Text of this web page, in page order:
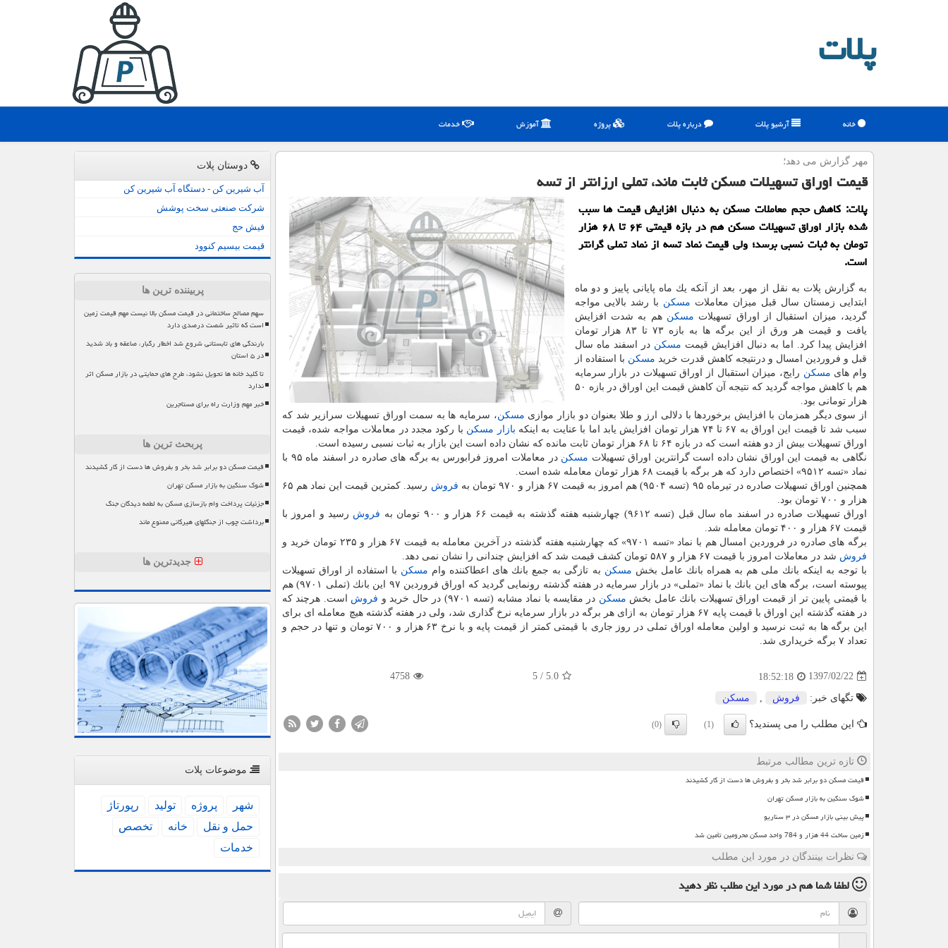
پلات
خانه آرشیو پلات درباره پلات پروژه آموزش خدمات
مهر گزارش می دهد؛
قیمت اوراق تسهیلات مسكن ثابت ماند، تملی ارزانتر از تسه
پلات: كاهش حجم معاملات مسكن به دنبال افزایش قیمت ها سبب
شده بازار اوراق تسهیلات مسكن هم در بازه قیمتی ۶۴ تا ۶۸ هزار
تومان به ثبات نسبی برسد؛ ولی قیمت نماد تسه از نماد تملی گرانتر
است.
به گزارش پلات به نقل از مهر، بعد از آنكه یك ماه پایانی پاییز و دو ماه
ابتدایی زمستان سال قبل میزان معاملات مسكن با رشد بالایی مواجه
گردید، میزان استقبال از اوراق تسهیلات مسكن هم به شدت افزایش
یافت و قیمت هر ورق از این برگه ها به بازه ۷۳ تا ۸۳ هزار تومان
افزایش پیدا كرد. اما به دنبال افزایش قیمت مسكن در اسفند ماه سال
قبل و فروردین امسال و درنتیجه كاهش قدرت خرید مسكن با استفاده از
وام های مسكن رایج، میزان استقبال از اوراق تسهیلات در بازار سرمایه
هم با كاهش مواجه گردید كه نتیجه آن كاهش قیمت این اوراق در بازه ۵۰
هزار تومانی بود.
از سوی دیگر همزمان با افزایش برخوردها با دلالی ارز و طلا بعنوان دو بازار موازی مسكن، سرمایه ها به سمت اوراق تسهیلات سرازیر شد كه
سبب شد تا قیمت این اوراق به ۶۷ تا ۷۴ هزار تومان افزایش یابد اما با عنایت به اینكه
بازار مسكن با ركود مجدد در معاملات مواجه شده، قیمت
اوراق تسهیلات بیش از دو هفته است كه در بازه ۶۴ تا ۶۸ هزار تومان ثابت مانده كه نشان داده است این بازار به ثبات نسبی رسیده است.
نگاهی به قیمت این اوراق نشان داده است گرانترین اوراق تسهیلات مسكن
در معاملات امروز فرابورس به برگه های صادره در اسفند ماه ۹۵ با
نماد «تسه ۹۵۱۲» اختصاص دارد كه هر برگه با قیمت ۶۸ هزار تومان معامله شده است.
همچنین اوراق تسهیلات صادره در تیرماه ۹۵ (تسه ۹۵۰۴) هم امروز به قیمت ۶۷ هزار و ۹۷۰ تومان به
فروش
رسید. كمترین قیمت این نماد هم ۶۵
هزار و ۷۰۰ تومان بود.
اوراق تسهیلات صادره در اسفند ماه سال قبل (تسه ۹۶۱۲) چهارشنبه هفته گذشته به قیمت ۶۶ هزار و ۹۰۰ تومان به
فروش رسید و امروز با
قیمت ۶۷ هزار و ۴۰۰ تومان معامله شد.
برگه های صادره در فروردین امسال هم با نماد «تسه ۹۷۰۱» كه چهارشنبه هفته گذشته در آخرین معامله به قیمت ۶۷ هزار و ۲۳۵ تومان خرید و
فروش شد در معاملات امروز با قیمت ۶۷ هزار و ۵۸۷ تومان كشف قیمت شد كه افزایش چندانی را نشان نمی دهد.
با توجه به اینكه بانك ملی هم به همراه بانك عامل بخش مسكن به تازگی به جمع بانك های اعطاكننده وام مسكن با استفاده از اوراق تسهیلات
پیوسته است، برگه های این بانك با نماد «تملی» در بازار سرمایه در هفته گذشته رونمایی گردید كه اوراق فروردین ۹۷ این بانك (تملی ۹۷۰۱) هم
با قیمتی پایین تر از قیمت اوراق تسهیلات بانك عامل بخش مسكن در مقایسه با نماد مشابه (تسه ۹۷۰۱) در حال خرید و فروش است. هرچند كه
در هفته گذشته این اوراق با قیمت پایه ۶۷ هزار تومان به ازای هر برگه در بازار سرمایه نرخ گذاری شد، ولی در هفته گذشته هیچ معامله ای برای
این برگه ها به ثبت نرسید و اولین معامله اوراق تملی در روز جاری با قیمتی كمتر از قیمت پایه و با نرخ ۶۳ هزار و ۷۰۰ تومان و تنها در حجم و
تعداد ۷ برگه خریداری شد.
1397/02/22
18:52:18
5.0
/
5
4758
تگهای خبر: فروش مسكن
این مطلب را می پسندید؟ (1)
(0)
تازه ترین مطالب مرتبط
قیمت مسکن دو برابر شد بخر و بفروش ها دست از کار کشیدند
شوک سنگین به بازار مسکن تهران
پیش بینی بازار مسکن در ۳ سناریو
زمین ساخت 44 هزار و 784 واحد مسکن محرومین تأمین شد
نظرات بینندگان در مورد این مطلب
لطفا شما همدر مورد این مطلبنظر دهید
دوستان پلات
آب شیرین کن - دستگاه آب شیرین کن
شرکت صنعتی سخت پوشش
فیش حج
قیمت بیسیم کنوود
پربیننده ترین ها
سهم مصالح ساختمانی در قیمت مسکن بالا نیست مهم قیمت زمین
است که تاثیر شصت درصدی دارد
بارندگی های تابستانی شروع شد اخطار رگبار، صاعقه و باد شدید
در ۵ استان
تا کلید خانه ها تحویل نشود، طرح های حمایتی در بازار مسکن اثر
ندارد
خبر مهم وزارت راه برای مستاجرین
پربحث ترین ها
قیمت مسکن دو برابر شد بخر و بفروش ها دست از کار کشیدند
شوک سنگین به بازار مسکن تهران
جزئیات پرداخت وام بازسازی مسکن به لطمه دیدگان جنگ
برداشت چوب از جنگلهای هیرکانی ممنوع ماند
جدیدترین ها
موضوعات پلات
شهر پروژه تولید
رپورتاژ
حمل و نقل
خانه
تخصص
خدمات